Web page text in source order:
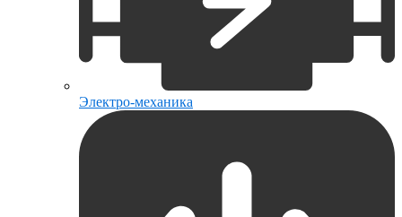
Электро-механика